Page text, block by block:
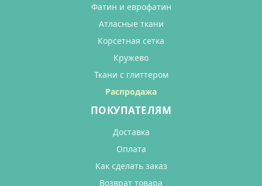
Фатин и еврофатин
Атласные ткани
Корсетная сетка
Кружево
Ткани с глиттером
Распродажа
ПОКУПАТЕЛЯМ
Доставка
Оплата
Как сделать заказ
Возврат товара